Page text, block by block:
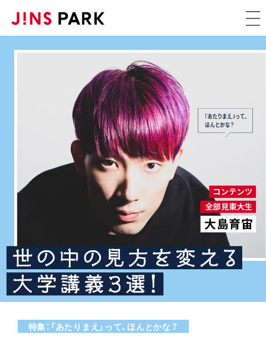
特集：「あたりまえ」って、ほんとかな？